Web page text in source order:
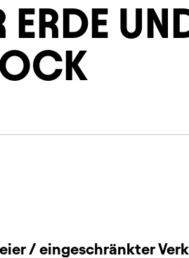
ERDE
/ eingeschränkter